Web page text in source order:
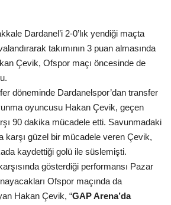
Dardanel’i 2-0’lık yendiği maçta
takımının 3 puan almasında
Çevik, Ofspor maçı öncesinde de
döneminde Dardanelspor’dan transfer
oyuncusu Hakan Çevik, geçen
90 dakika mücadele etti. Savunmadaki
karşı güzel bir mücadele veren Çevik,
kaydettiği golü ile süslemişti.
gösterdiği performansı Pazar
Ofspor maçında da
Hakan Çevik, “GAP Arena’da